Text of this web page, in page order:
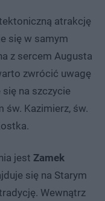
atrakcję
się w samym
z sercem Augusta
zwrócić uwagę
na szczycie
św. Kazimierz, św.
jest Zamek
się na Starym
Wewnątrz